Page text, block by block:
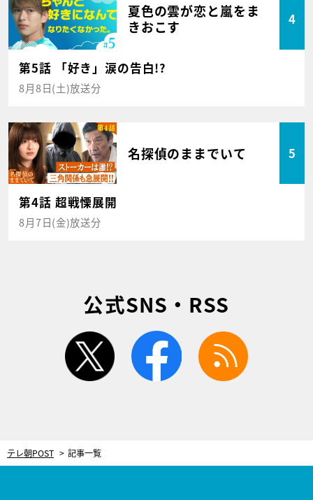
夏色の雲が恋と嵐をま
きおこす
4
第5話 「好き」涙の告白!?
8月8日(土)放送分
名探偵のままでいて 5
第4話 超戦慄展開
8月7日(金)放送分
公式SNS・RSS
twitter facebook
テレ朝POST 記事一覧